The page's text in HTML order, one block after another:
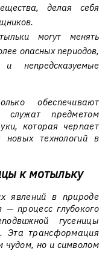
делая себя
могут менять
опасных периодов,
непредсказуемые
обеспечивают
предметом
которая черпает
технологий в
к мотыльку
явлений в природе
процесс глубокого
гусеницы
Эта трансформация
чудом, но и символом